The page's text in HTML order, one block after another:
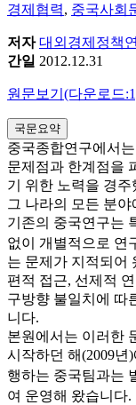
경제협력, 중국사회
저자 대외경제정책
간일 2012.12.31
원문보기(다운로드
국문요약
중국종합연구에서
문제점과 한계점을
기 위한 노력을 경
그 나라의 모든 분
기존의 중국연구는
없이 개별적으로 연
는 문제가 지적되어
편적 접근, 선제적
구방향 불일치에 따
니다.
본원에서는 이러한
시작하던 해(2009년
행하는 중국팀과는
여 운영해 왔습니다.